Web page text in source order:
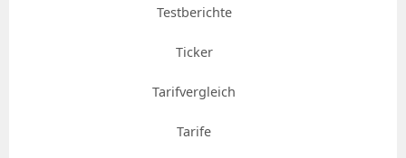
Testberichte
Ticker
Tarifvergleich
Tarife